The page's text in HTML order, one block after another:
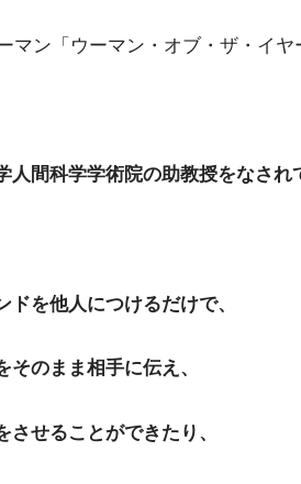
マン「ウーマン・オブ・ザ・イヤ
人間科学学術院の助教授をなされ
ドを他人につけるだけで、
そのまま相手に伝え、
させることができたり、